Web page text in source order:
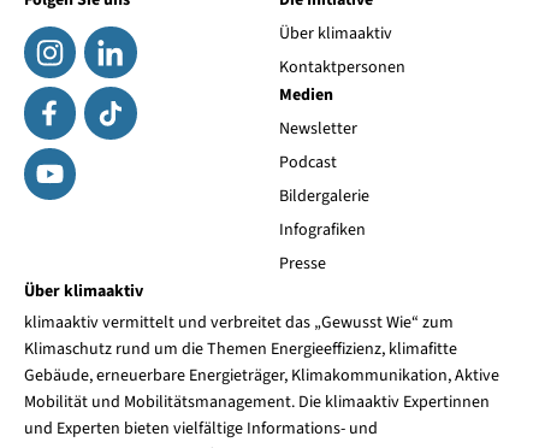
Über klimaaktiv
Kontaktpersonen
Medien
Newsletter
Podcast
Bildergalerie
Infografiken
Presse
Über klimaaktiv
klimaaktiv vermittelt und verbreitet das „Gewusst Wie“ zum
Klimaschutz rund um die Themen Energieeffizienz, klimafitte
Gebäude, erneuerbare Energieträger, Klimakommunikation, Aktive
Mobilität und Mobilitätsmanagement. Die klimaaktiv Expertinnen
und Experten bieten vielfältige Informations- und